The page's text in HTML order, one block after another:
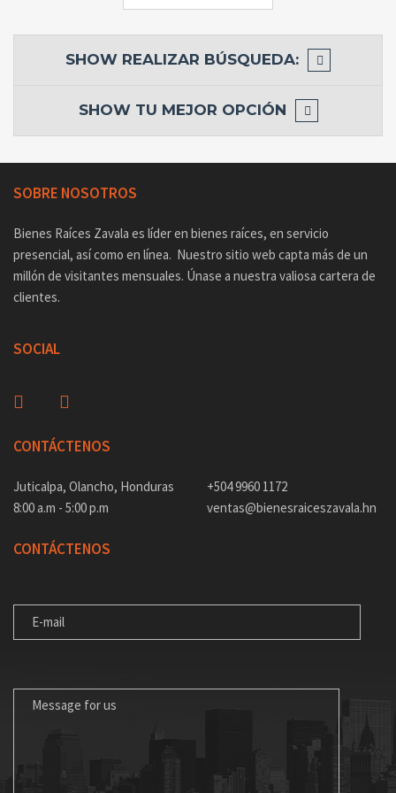
SHOW REALIZAR BÚSQUEDA:
SHOW TU MEJOR OPCIÓN
SOBRE NOSOTROS
Bienes Raíces Zavala es líder en bienes raíces, en servicio
presencial, así como en línea. Nuestro sitio web capta más de un
millón de visitantes mensuales. Únase a nuestra valiosa cartera de
clientes.
SOCIAL
CONTÁCTENOS
Juticalpa, Olancho, Honduras
8:00 a.m - 5:00 p.m
+504 9960 1172
ventas@bienesraiceszavala.hn
CONTÁCTENOS